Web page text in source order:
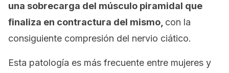
una sobrecarga del músculo piramidal que
finaliza en contractura del mismo, con la
consiguiente compresión del nervio ciático.
Esta patología es más frecuente entre mujeres y